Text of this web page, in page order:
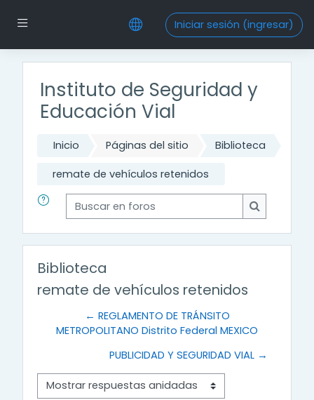
Pánel lateral Iniciar sesión (ingresar)
Instituto de Seguridad y
Educación Vial
Inicio Páginas del sitio Biblioteca
remate de vehículos retenidos
Buscar en foros
Buscar en
Biblioteca
remate de vehículos retenidos
← REGLAMENTO DE TRÁNSITO
METROPOLITANO Distrito Federal MEXICO
PUBLICIDAD Y SEGURIDAD VIAL →
Modo de visualización